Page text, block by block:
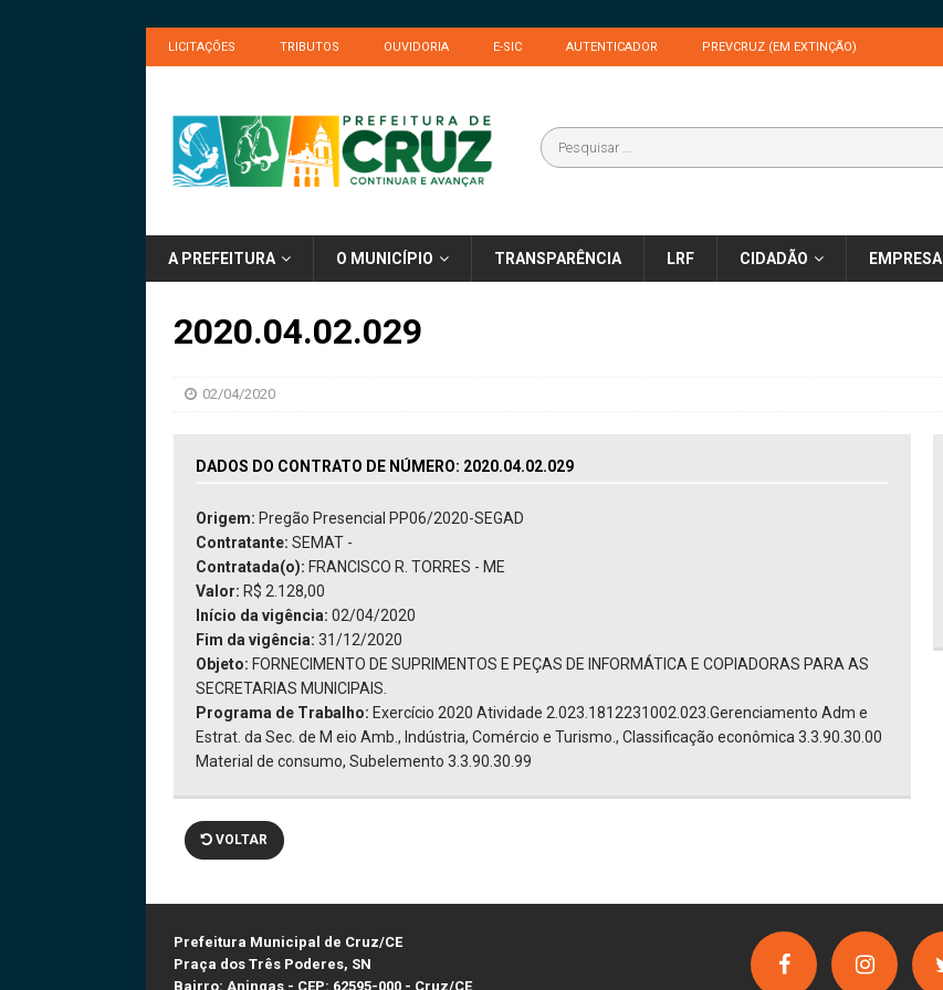
LICITAÇÕES TRIBUTOS OUVIDORIA E-SIC AUTENTICADOR PREVCRUZ (EM EXTINÇÃO)
A PREFEITURA O MUNICÍPIO TRANSPARÊNCIA LRF CIDADÃO EMPRESA
2020.04.02.029
02/04/2020
DADOS DO CONTRATO DE NÚMERO: 2020.04.02.029
Origem: Pregão Presencial PP06/2020-SEGAD
Contratante: SEMAT -
Contratada(o): FRANCISCO R. TORRES - ME
Valor: R$ 2.128,00
Início da vigência: 02/04/2020
Fim da vigência: 31/12/2020
Objeto: FORNECIMENTO DE SUPRIMENTOS E PEÇAS DE INFORMÁTICA E COPIADORAS PARA AS
SECRETARIAS MUNICIPAIS.
Programa de Trabalho: Exercício 2020 Atividade 2.023.1812231002.023.Gerenciamento Adm e
Estrat. da Sec. de M eio Amb., Indústria, Comércio e Turismo., Classificação econômica 3.3.90.30.00
Material de consumo, Subelemento 3.3.90.30.99
VOLTAR
Prefeitura Municipal de Cruz/CE
Praça dos Três Poderes, SN
Bairro: Aningas - CEP: 62595-000 - Cruz/CE